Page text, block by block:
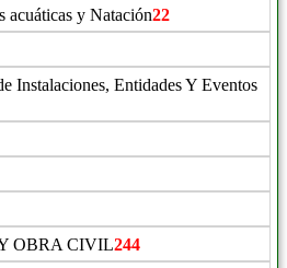
acuáticas y Natación22
Instalaciones, Entidades Y Eventos
OBRA CIVIL244